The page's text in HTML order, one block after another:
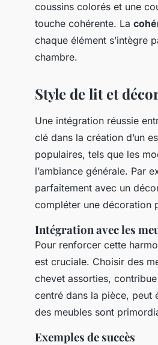
coussins colorés et une
touche cohérente. La
chaque élément s’intègre
chambre.
Style de lit et
Une intégration réussie
clé dans la création d’un
populaires, tels que les
l’ambiance générale. Par
parfaitement avec un
compléter une décoration
Intégration avec les
Pour renforcer cette
est cruciale. Choisir des
chevet assorties,
centré dans la pièce, peut
des meubles sont
Exemples de succès